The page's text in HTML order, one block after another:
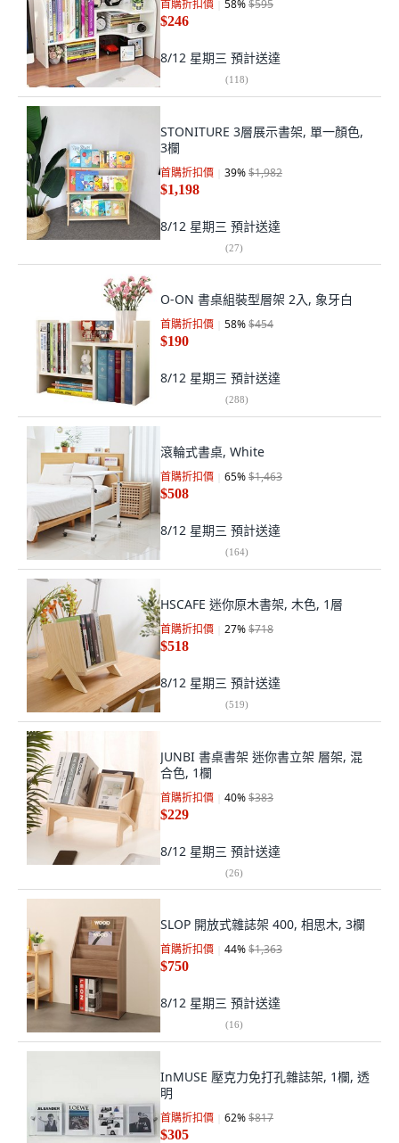
首購折扣價 58%$595
$246
8/12 星期三 預計送達
(118)
STONITURE 3層展示書架, 單一顏色,
3欄
首購折扣價 39%$1,982
$1,198
8/12 星期三 預計送達
(27)
O-ON 書桌組裝型層架 2入, 象牙白
首購折扣價 58%$454
$190
8/12 星期三 預計送達
(288)
滾輪式書桌, White
首購折扣價 65%$1,463
$508
8/12 星期三 預計送達
(164)
HSCAFE 迷你原木書架, 木色, 1層
首購折扣價 27%$718
$518
8/12 星期三 預計送達
(519)
JUNBI 書桌書架 迷你書立架 層架, 混
合色, 1欄
首購折扣價 40%$383
$229
8/12 星期三 預計送達
(26)
SLOP 開放式雜誌架 400, 相思木, 3欄
首購折扣價 44%$1,363
$750
8/12 星期三 預計送達
(16)
InMUSE 壓克力免打孔雜誌架, 1欄, 透
明
首購折扣價 62%$817
$305